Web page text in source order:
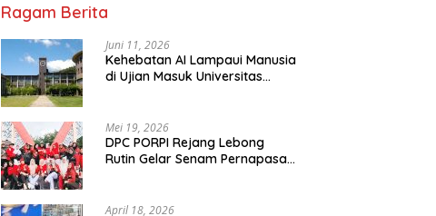
Ragam Berita
Juni 11, 2026
Kehebatan AI Lampaui Manusia
di Ujian Masuk Universitas
Mei 19, 2026
DPC PORPI Rejang Lebong
Rutin Gelar Senam Pernapasan
April 18, 2026